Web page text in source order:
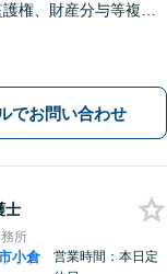
権、財産分与等複雑
に円満な相続へ。
でお問い合わせ
士
所
小倉
営業時間：本日定